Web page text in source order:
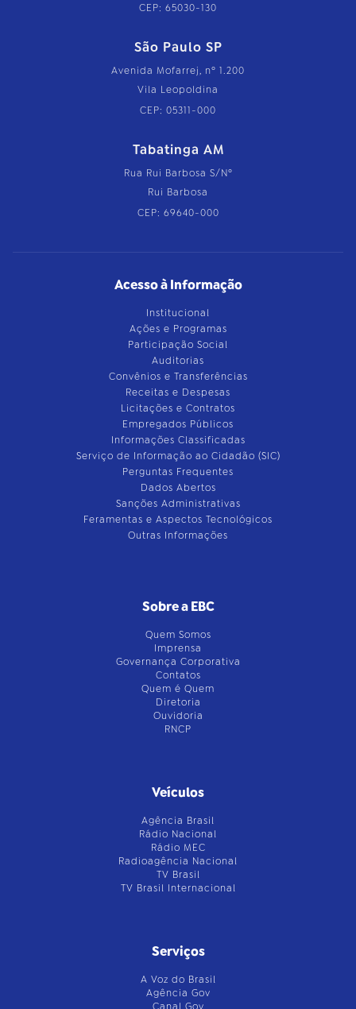
CEP: 65030-130
São Paulo SP
Avenida Mofarrej, nº 1.200
Vila Leopoldina
CEP: 05311-000
Tabatinga AM
Rua Rui Barbosa S/Nº
Rui Barbosa
CEP: 69640-000
Acesso à Informação
Institucional
Ações e Programas
Participação Social
Auditorias
Convênios e Transferências
Receitas e Despesas
Licitações e Contratos
Empregados Públicos
Informações Classificadas
Serviço de Informação ao Cidadão (SIC)
Perguntas Frequentes
Dados Abertos
Sanções Administrativas
Feramentas e Aspectos Tecnológicos
Outras Informações
Sobre a EBC
Quem Somos
Imprensa
Governança Corporativa
Contatos
Quem é Quem
Diretoria
Ouvidoria
RNCP
Veículos
Agência Brasil
Rádio Nacional
Rádio MEC
Radioagência Nacional
TV Brasil
TV Brasil Internacional
Serviços
A Voz do Brasil
Agência Gov
Canal Gov